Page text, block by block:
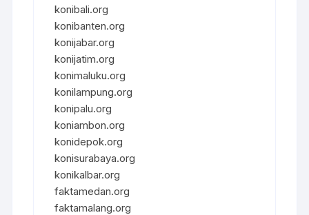
konibali.org
konibanten.org
konijabar.org
konijatim.org
konimaluku.org
konilampung.org
konipalu.org
koniambon.org
konidepok.org
konisurabaya.org
konikalbar.org
faktamedan.org
faktamalang.org